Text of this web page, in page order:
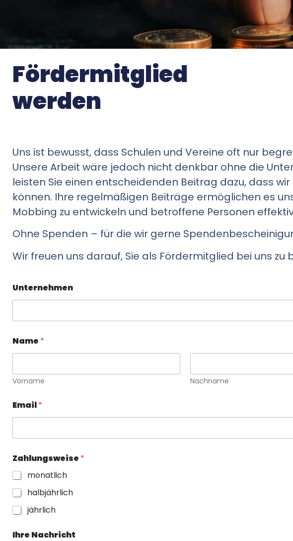
Fördermitglied
werden
Uns ist bewusst, dass Schulen und Vereine oft nur
Unsere Arbeit wäre jedoch nicht denkbar ohne die
leisten Sie einen entscheidenden Beitrag dazu, dass
können. Ihre regelmäßigen Beiträge ermöglichen es
Mobbing zu entwickeln und betroffene Personen
Ohne Spenden – für die wir gerne
Wir freuen uns darauf, Sie als Fördermitglied bei uns zu
Unternehmen
Name *
Vorname Nachname
Email*
Zahlungsweise *
monatlich
halbjährlich
jährlich
Ihre Nachricht